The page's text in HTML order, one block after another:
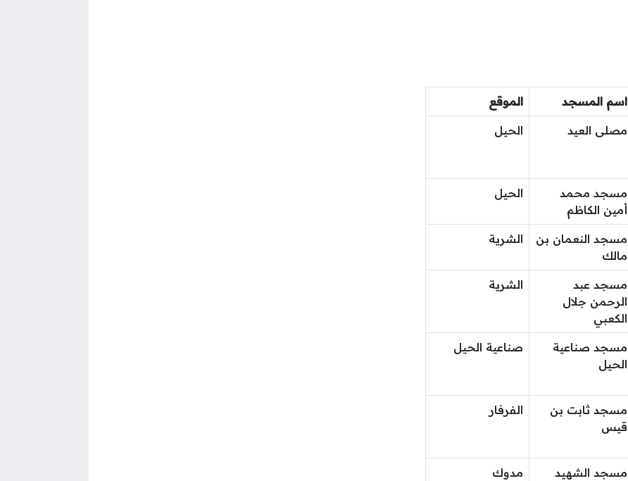
اسم المسجد الموقع
مصلى العيد الحيل
مسجد محمد
أمين الكاظم
الحيل
مسجد النعمان بن
مالك
الشرية
مسجد عبد
الرحمن جلال
الكعبي
الشرية
مسجد صناعية
الحيل
صناعية الحيل
مسجد ثابت بن
قيس
الفرفار
مسجد الشهيد
مدوك